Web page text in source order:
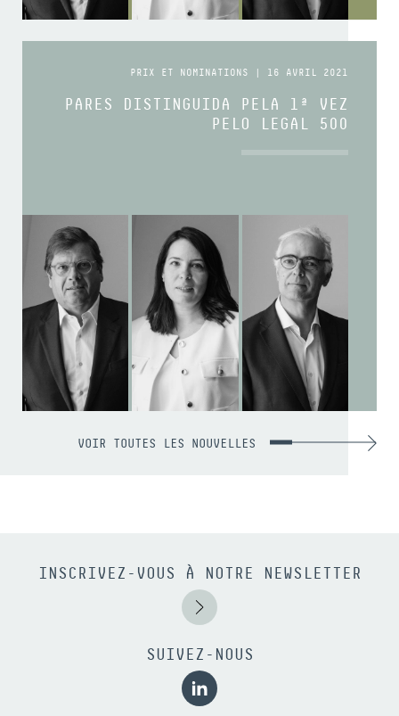
PRIX ET NOMINATIONS | 16 AVRIL 2021
PARES DISTINGUIDA PELA 1ª VEZ
PELO LEGAL 500
VOIR TOUTES LES NOUVELLES
INSCRIVEZ-VOUS À NOTRE NEWSLETTER
SUIVEZ-NOUS